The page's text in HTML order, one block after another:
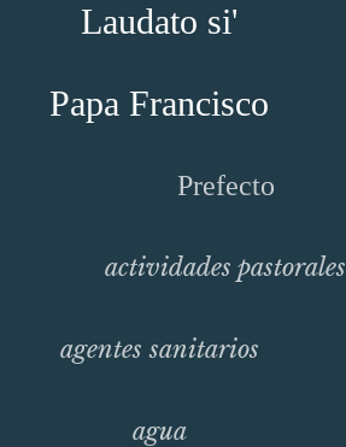
Laudato si'
Papa Francisco
Prefecto
actividades pastorales
agentes sanitarios
agua